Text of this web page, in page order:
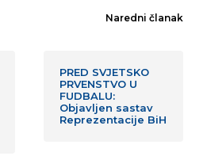
Naredni članak
PRED SVJETSKO
PRVENSTVO U
FUDBALU:
Objavljen sastav
Reprezentacije BiH